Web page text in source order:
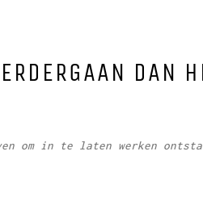
DAN
om in te laten werken